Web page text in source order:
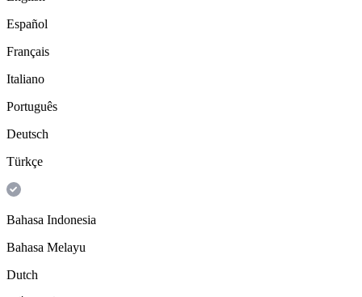
Español
Français
Italiano
Português
Deutsch
Türkçe
Bahasa Indonesia
Bahasa Melayu
Dutch